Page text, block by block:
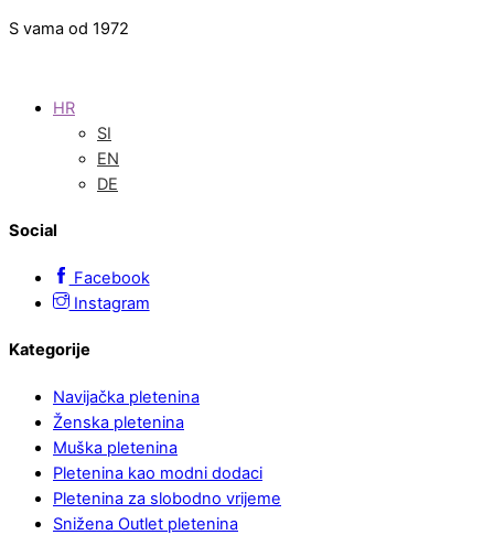
S vama od 1972
HR
SI
EN
DE
Social
Facebook
Instagram
Kategorije
Navijačka pletenina
Ženska pletenina
Muška pletenina
Pletenina kao modni dodaci
Pletenina za slobodno vrijeme
Snižena Outlet pletenina